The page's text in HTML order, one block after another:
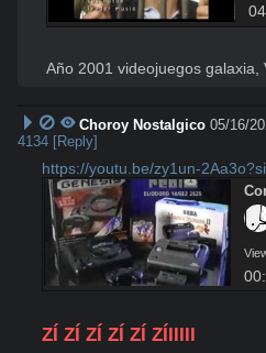
Año 2001 videojuegos galaxia,
Choroy Nostalgico 05/16/
4134 [Reply]
https://youtu.be/zy1un-
ZÍ ZÍ ZÍ ZÍ ZÍ ZÍIIIII